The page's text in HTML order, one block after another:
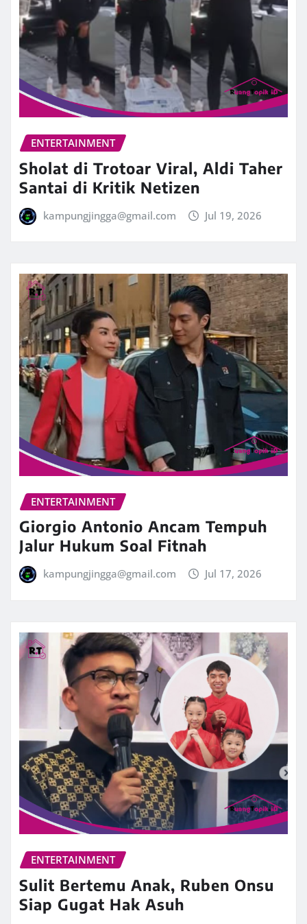
ENTERTAINMENT
Sholat di Trotoar Viral, Aldi Taher
Santai di Kritik Netizen
kampungjingga@gmail.com Jul 19, 2026
ENTERTAINMENT
Giorgio Antonio Ancam Tempuh
Jalur Hukum Soal Fitnah
kampungjingga@gmail.com Jul 17, 2026
ENTERTAINMENT
Sulit Bertemu Anak, Ruben Onsu
Siap Gugat Hak Asuh